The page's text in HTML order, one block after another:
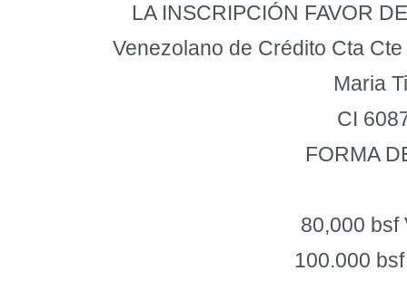
LA INSCRIPCIÓN FAVOR
Venezolano de Crédito Cta
Maria
CI
FORMA
80,000 bsf
100.000